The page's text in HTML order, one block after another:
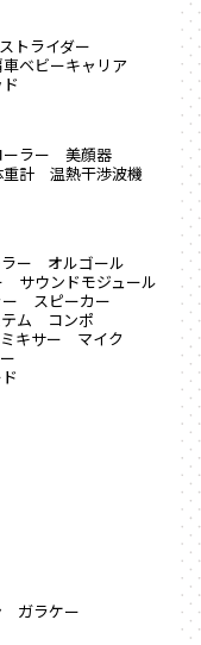
ストライダー
車ベビーキャリア
ラー
美顔器
重計
温熱干渉波機
ー
オルゴール
サウンドモジュール
スピーカー
ム
コンポ
ミキサー
マイク
ガラケー